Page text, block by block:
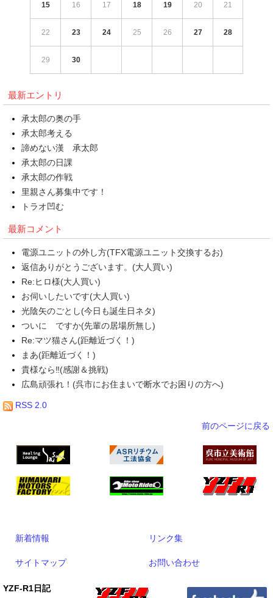
15 16 17 18 19 20 21
22 23 24 25 26 27 28
29 30
最新エントリ
承太郎の奥の手
承太郎考える
諦めない漢 承太郎
承太郎の日課
承太郎の作戦
里親さん募集中です！
トラオ凹む
最新コメント
電源ユニットの外し方(TFX電源ユニット交換するお)
返信ありがとうございます。(大人買い)
Re:ヒロ様(大人買い)
お伺いしたいです(大人買い)
光陰矢のごとし(今日も誕生日ネタ)
ついに ですか(先輩の居場所無し)
Re:マツ猫さん(距離近づく！)
まあ(距離近づく！)
貴様なら‼(感謝＆挑戦)
広島頑張れ！(呉市にお住まいで断水でお困りの方へ)
RSS 2.0
前のページに戻る
新着情報 リンク集
サイトマップ お問い合わせ
YZF-R1日記